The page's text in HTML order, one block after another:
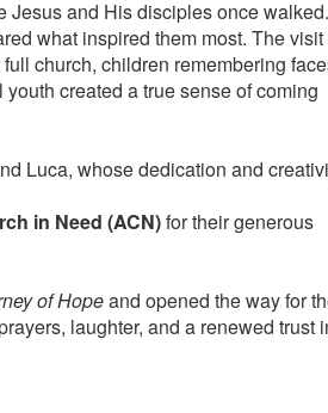
and His disciples once
what inspired them most. The visit
church, children remembering
created a true sense of coming
Luca, whose dedication and
in Need (ACN)for their generous
of Hopeand opened the way for
laughter, and a renewed trust